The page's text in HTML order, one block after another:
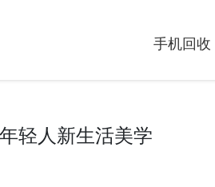
手机回收
轻人新生活美学